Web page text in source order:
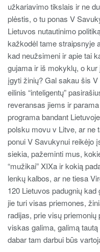
užkariavimo tikslais ir ne
plėstis, o tu ponas V
Lietuvos nutautinimo
kažkodėl tame straipsnyje
kad neužsimeni ir apie tai
gujama ir iš mokyklų, o
įgyti žinių? Gal sakau šis
eilinis “inteligentų”
reveransas jiems ir
programa bandant
polsku movu v Litve, ar ne
ponui V Savukynui reikėjo
siekia, pažeminti mus,
“mužikai” XIXa ir kokią
lenkų kalbos, ar ne tiesa
120 Lietuvos padugnių
jie turi visas priemones,
radijas, prie visų priemonių
viskas galima, galimą
dabar tam darbui būs